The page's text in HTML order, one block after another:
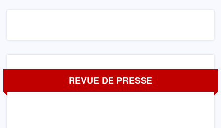
REVUE DE PRESSE